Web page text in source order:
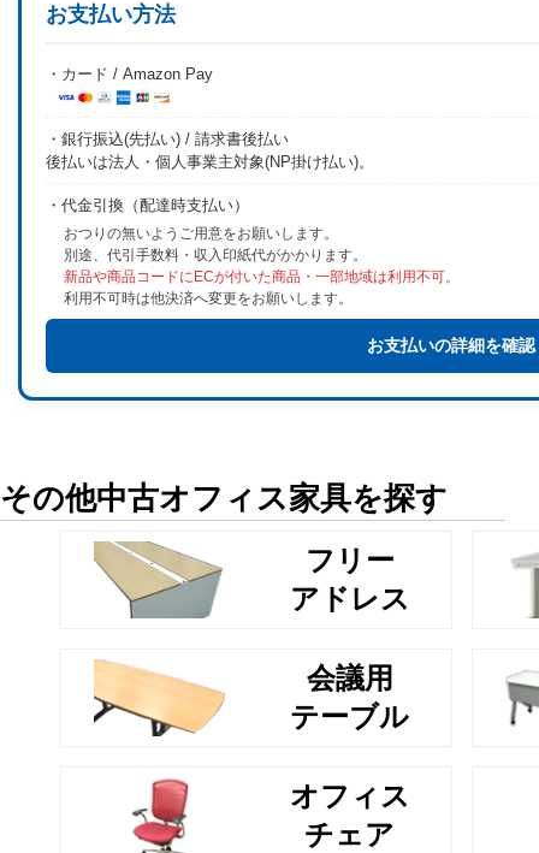
お支払い方法
・カード / Amazon Pay
・銀行振込(先払い) / 請求書後払い
後払いは法人・個人事業主対象(NP掛け払い)。
・代金引換（配達時支払い）
おつりの無いようご用意をお願いします。
別途、代引手数料・収入印紙代がかかります。
新品や商品コードにECが付いた商品・一部地域は利用不可。
利用不可時は他決済へ変更をお願いします。
お支払いの詳細を確認
その他中古オフィス家具を探す
フリー
アドレス
会議用
テーブル
オフィス
チェア